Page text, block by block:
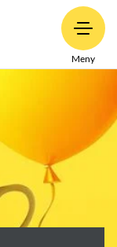
Meny